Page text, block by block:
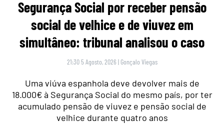
Segurança Social por receber pensão
social de velhice e de viuvez em
simultâneo: tribunal analisou o caso
21:30 5 Agosto, 2026 | Gonçalo Viegas
Uma viúva espanhola deve devolver mais de
18.000€ à Segurança Social do mesmo país, por ter
acumulado pensão de viuvez e pensão social de
velhice durante quatro anos